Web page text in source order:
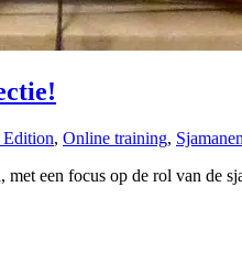
, Online training,
een focus op de rol van de